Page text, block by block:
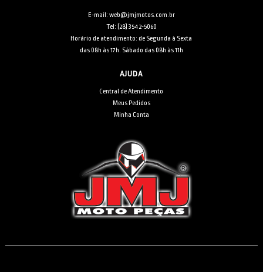
E-mail: web@jmjmotos.com.br
Tel: [28] 3542-5060
Horário de atendimento: de Segunda à Sexta
das 08h às 17h. Sábado das 08h às 11h
AJUDA
Central de Atendimento
Meus Pedidos
Minha Conta